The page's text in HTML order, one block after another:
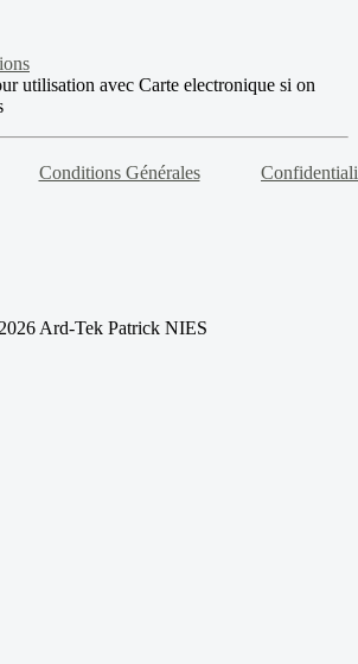
utilisation avec Carte electronique si on
Conditions Générales
Ard-Tek Patrick NIES